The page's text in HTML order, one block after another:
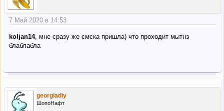
7 Май 2020 в 14:53
koljan14, мне сразу же смска пришла) что проходит мытнэ
блаблабла
georgiadiy
ШопоНафт